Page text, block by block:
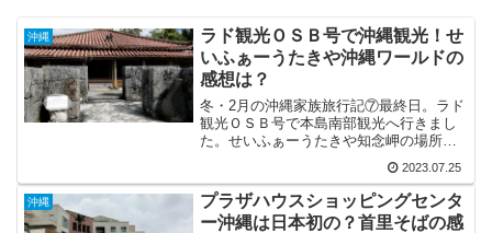
沖縄
ラド観光ＯＳＢ号で沖縄観光！せ
いふぁーうたきや沖縄ワールドの
感想は？
冬・2月の沖縄家族旅行記⑦最終日。ラド
観光ＯＳＢ号で本島南部観光へ行きまし
た。せいふぁーうたきや知念岬の場所や
感想をお届け。おきなわワールドにある
玉泉洞に様子やツアーに付いてたキャプ
テンズイン東町店の感想と合わせてご紹
介！
2023.07.25
沖縄
プラザハウスショッピングセンタ
ー沖縄は日本初の？首里そばの感